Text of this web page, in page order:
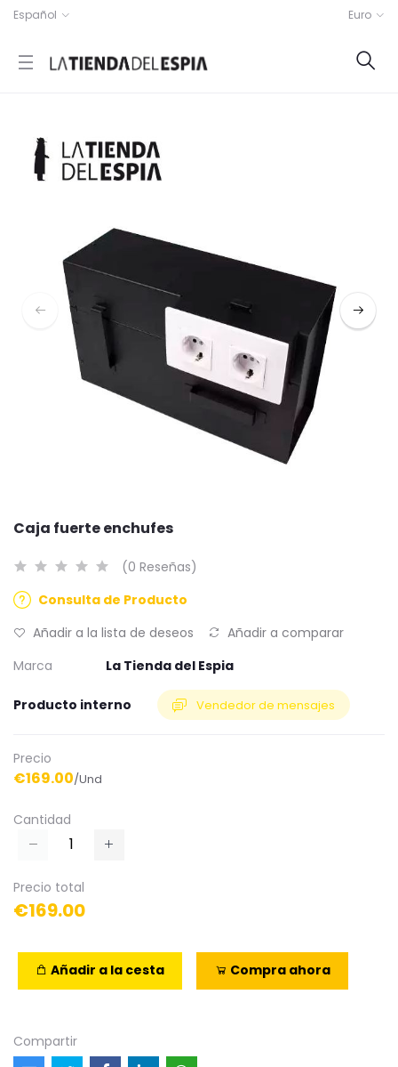
Español Euro
Caja fuerte enchufes
(0 Reseñas)
Consulta de Producto
Añadir a la lista de deseos
Añadir a comparar
Marca
La Tienda del Espia
Producto interno Vendedor de mensajes
Precio
€169.00/Und
Cantidad
Precio total
€169.00
Añadir a la cesta Compra ahora
Compartir